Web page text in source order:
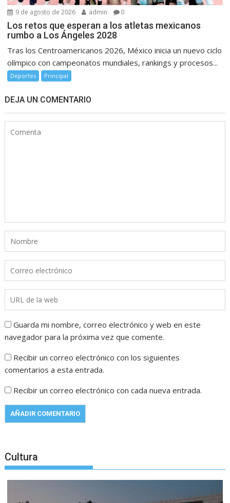
9 de agosto de 2026 admin 0
Los retos que esperan a los atletas mexicanos
rumbo a Los Ángeles 2028
Tras los Centroamericanos 2026, México inicia un nuevo ciclo
olímpico con campeonatos mundiales, rankings y procesos...
Deportes Principal
DEJA UN COMENTARIO
Guarda mi nombre, correo electrónico y web en este
navegador para la próxima vez que comente.
Recibir un correo electrónico con los siguientes
comentarios a esta entrada.
Recibir un correo electrónico con cada nueva entrada.
Cultura